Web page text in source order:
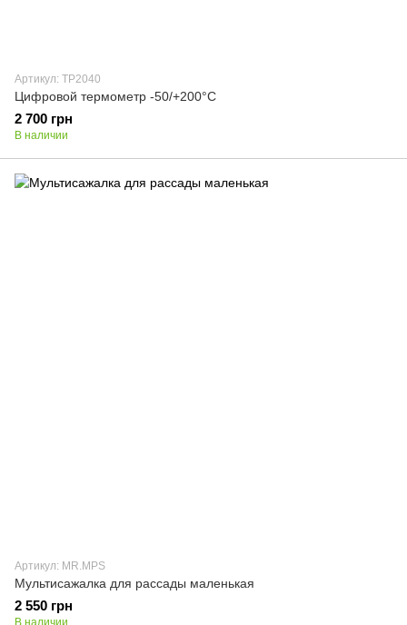
Артикул: TP2040
Цифровой термометр -50/+200°C
2 700 грн
В наличии
Артикул: MR.MPS
Мультисажалка для рассады маленькая
2 550 грн
В наличии